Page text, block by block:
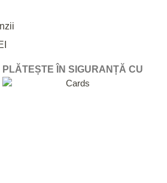
PLĂTEȘTE ÎN SIGURANȚĂ CU